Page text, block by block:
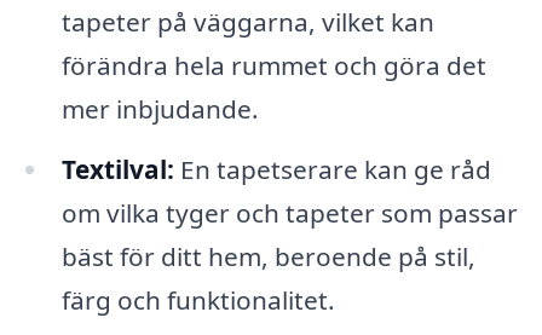
tapeter på väggarna, vilket kan
förändra hela rummet och göra det
mer inbjudande.
Textilval: En tapetserare kan ge råd
om vilka tyger och tapeter som passar
bäst för ditt hem, beroende på stil,
färg och funktionalitet.